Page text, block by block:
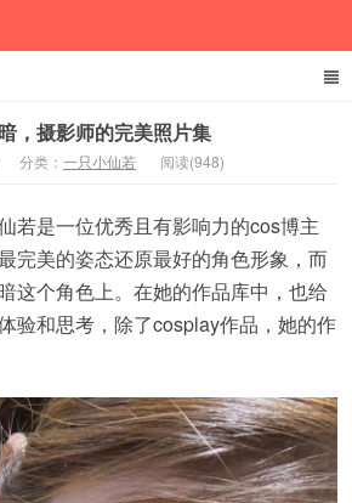
，摄影师的完美照片集
分类： 一只小仙若 阅读(948)
若是一位优秀且有影响力的cos博主
完美的姿态还原最好的角色形象，而
这个角色上。在她的作品库中，也给
验和思考，除了cosplay作品，她的作